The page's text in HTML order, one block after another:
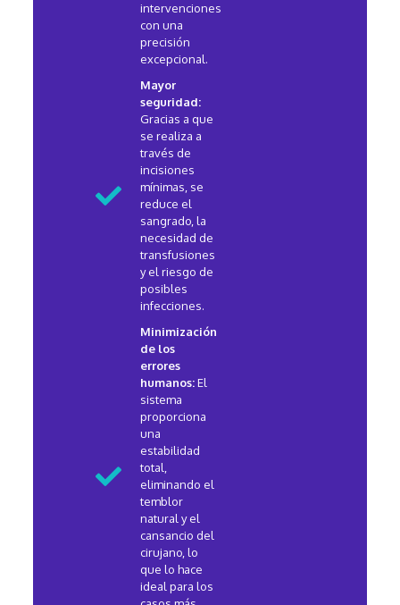
intervenciones
con una
precisión
excepcional.
Mayor
seguridad:
Gracias a que
se realiza a
través de
incisiones
mínimas, se
reduce el
sangrado, la
necesidad de
transfusiones
y el riesgo de
posibles
infecciones.
Minimización
de los
errores
humanos:El
sistema
proporciona
una
estabilidad
total,
eliminando el
temblor
natural y el
cansancio del
cirujano, lo
que lo hace
ideal para los